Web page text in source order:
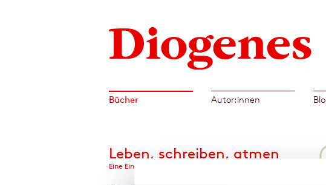
Bücher Autor:innen
Leben, schreiben, atmen
Eine Einladung zum Schreiben